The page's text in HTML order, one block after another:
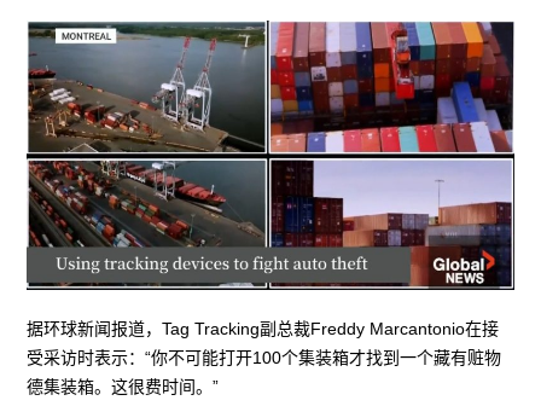
据环球新闻报道，Tag Tracking副总裁Freddy Marcantonio在接
受采访时表示：“你不可能打开100个集装箱才找到一个藏有赃物
德集装箱。这很费时间。”